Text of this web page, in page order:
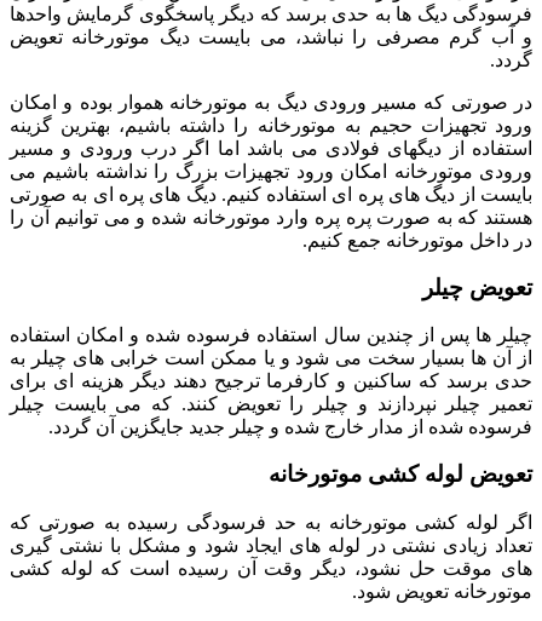
فرسودگی دیگ ها به حدی برسد که دیگر پاسخگوی گرمایش واحدها
و آب گرم مصرفی را نباشد، می بایست دیگ موتورخانه تعویض
گردد.
در صورتی که مسیر ورودی دیگ به موتورخانه هموار بوده و امکان
ورود تجهیزات حجیم به موتورخانه را داشته باشیم، بهترین گزینه
استفاده از دیگهای فولادی می باشد اما اگر درب ورودی و مسیر
ورودی موتورخانه امکان ورود تجهیزات بزرگ را نداشته باشیم می
بایست از دیگ های پره ای استفاده کنیم. دیگ های پره ای به صورتی
هستند که به صورت پره پره وارد موتورخانه شده و می توانیم آن را
در داخل موتورخانه جمع کنیم.
تعویض چیلر
چیلر ها پس از چندین سال استفاده فرسوده شده و امکان استفاده
از آن ها بسیار سخت می شود و یا ممکن است خرابی های چیلر به
حدی برسد که ساکنین و کارفرما ترجیح دهند دیگر هزینه ای برای
تعمیر چیلر نپردازند و چیلر را تعویض کنند. که می بایست چیلر
فرسوده شده از مدار خارج شده و چیلر جدید جایگزین آن گردد.
تعویض لوله کشی موتورخانه
اگر لوله کشی موتورخانه به حد فرسودگی رسیده به صورتی که
تعداد زیادی نشتی در لوله های ایجاد شود و مشکل با نشتی گیری
های موقت حل نشود، دیگر وقت آن رسیده است که لوله کشی
موتورخانه تعویض شود.